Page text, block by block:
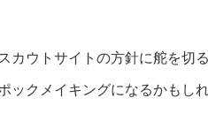
カウトサイトの方針に舵を
ックメイキングになるかもし